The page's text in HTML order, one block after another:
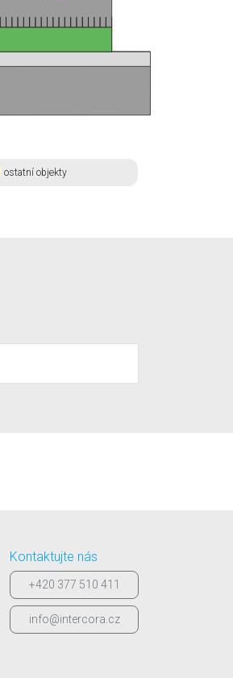
ostatní objekty
Kontaktujte nás
+420 377 510 411
info@intercora.cz